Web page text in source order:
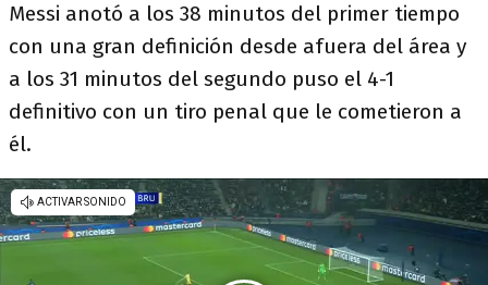
Messi anotó a los 38 minutos del primer tiempo
con una gran definición desde afuera del área y
a los 31 minutos del segundo puso el 4-1
definitivo con un tiro penal que le cometieron a
él.